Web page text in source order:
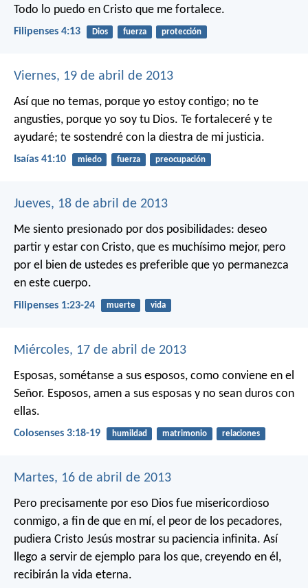
Todo lo puedo en Cristo que me fortalece.
Filipenses 4:13 Dios fuerza protección
Viernes, 19 de abril de 2013
Así que no temas, porque yo estoy contigo; no te
angusties, porque yo soy tu Dios. Te fortaleceré y te
ayudaré; te sostendré con la diestra de mi justicia.
Isaías 41:10 miedo fuerza preocupación
Jueves, 18 de abril de 2013
Me siento presionado por dos posibilidades: deseo
partir y estar con Cristo, que es muchísimo mejor, pero
por el bien de ustedes es preferible que yo permanezca
en este cuerpo.
Filipenses 1:23-24 muerte vida
Miércoles, 17 de abril de 2013
Esposas, sométanse a sus esposos, como conviene en el
Señor. Esposos, amen a sus esposas y no sean duros con
ellas.
Colosenses 3:18-19 humildad matrimonio relaciones
Martes, 16 de abril de 2013
Pero precisamente por eso Dios fue misericordioso
conmigo, a fin de que en mí, el peor de los pecadores,
pudiera Cristo Jesús mostrar su paciencia infinita. Así
llego a servir de ejemplo para los que, creyendo en él,
recibirán la vida eterna.